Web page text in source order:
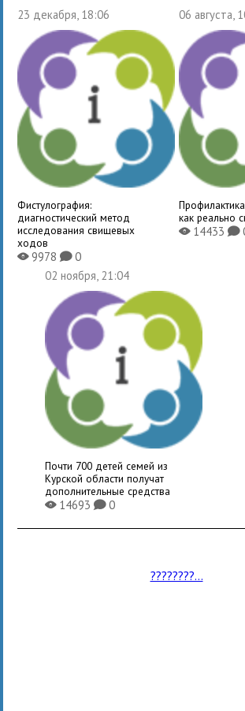
23 декабря, 18:06
Фистулография:
диагностический метод
исследования свищевых
ходов
X9978K0
06 августа,
как реально
X14433 K
02 ноября, 21:04
Почти 700 детей семей из
Курской области получат
дополнительные средства
X14693K0
????????...